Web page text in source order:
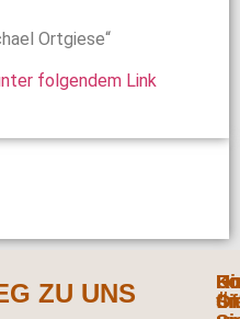
Ortgiese“
folgendem Link
ZU UNS